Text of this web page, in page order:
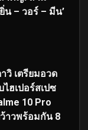
– วอร์ – มีน’
วิ เตรียมอวด
ฮเปอร์สเปซ
10 Pro
าวพร้อมกัน 8